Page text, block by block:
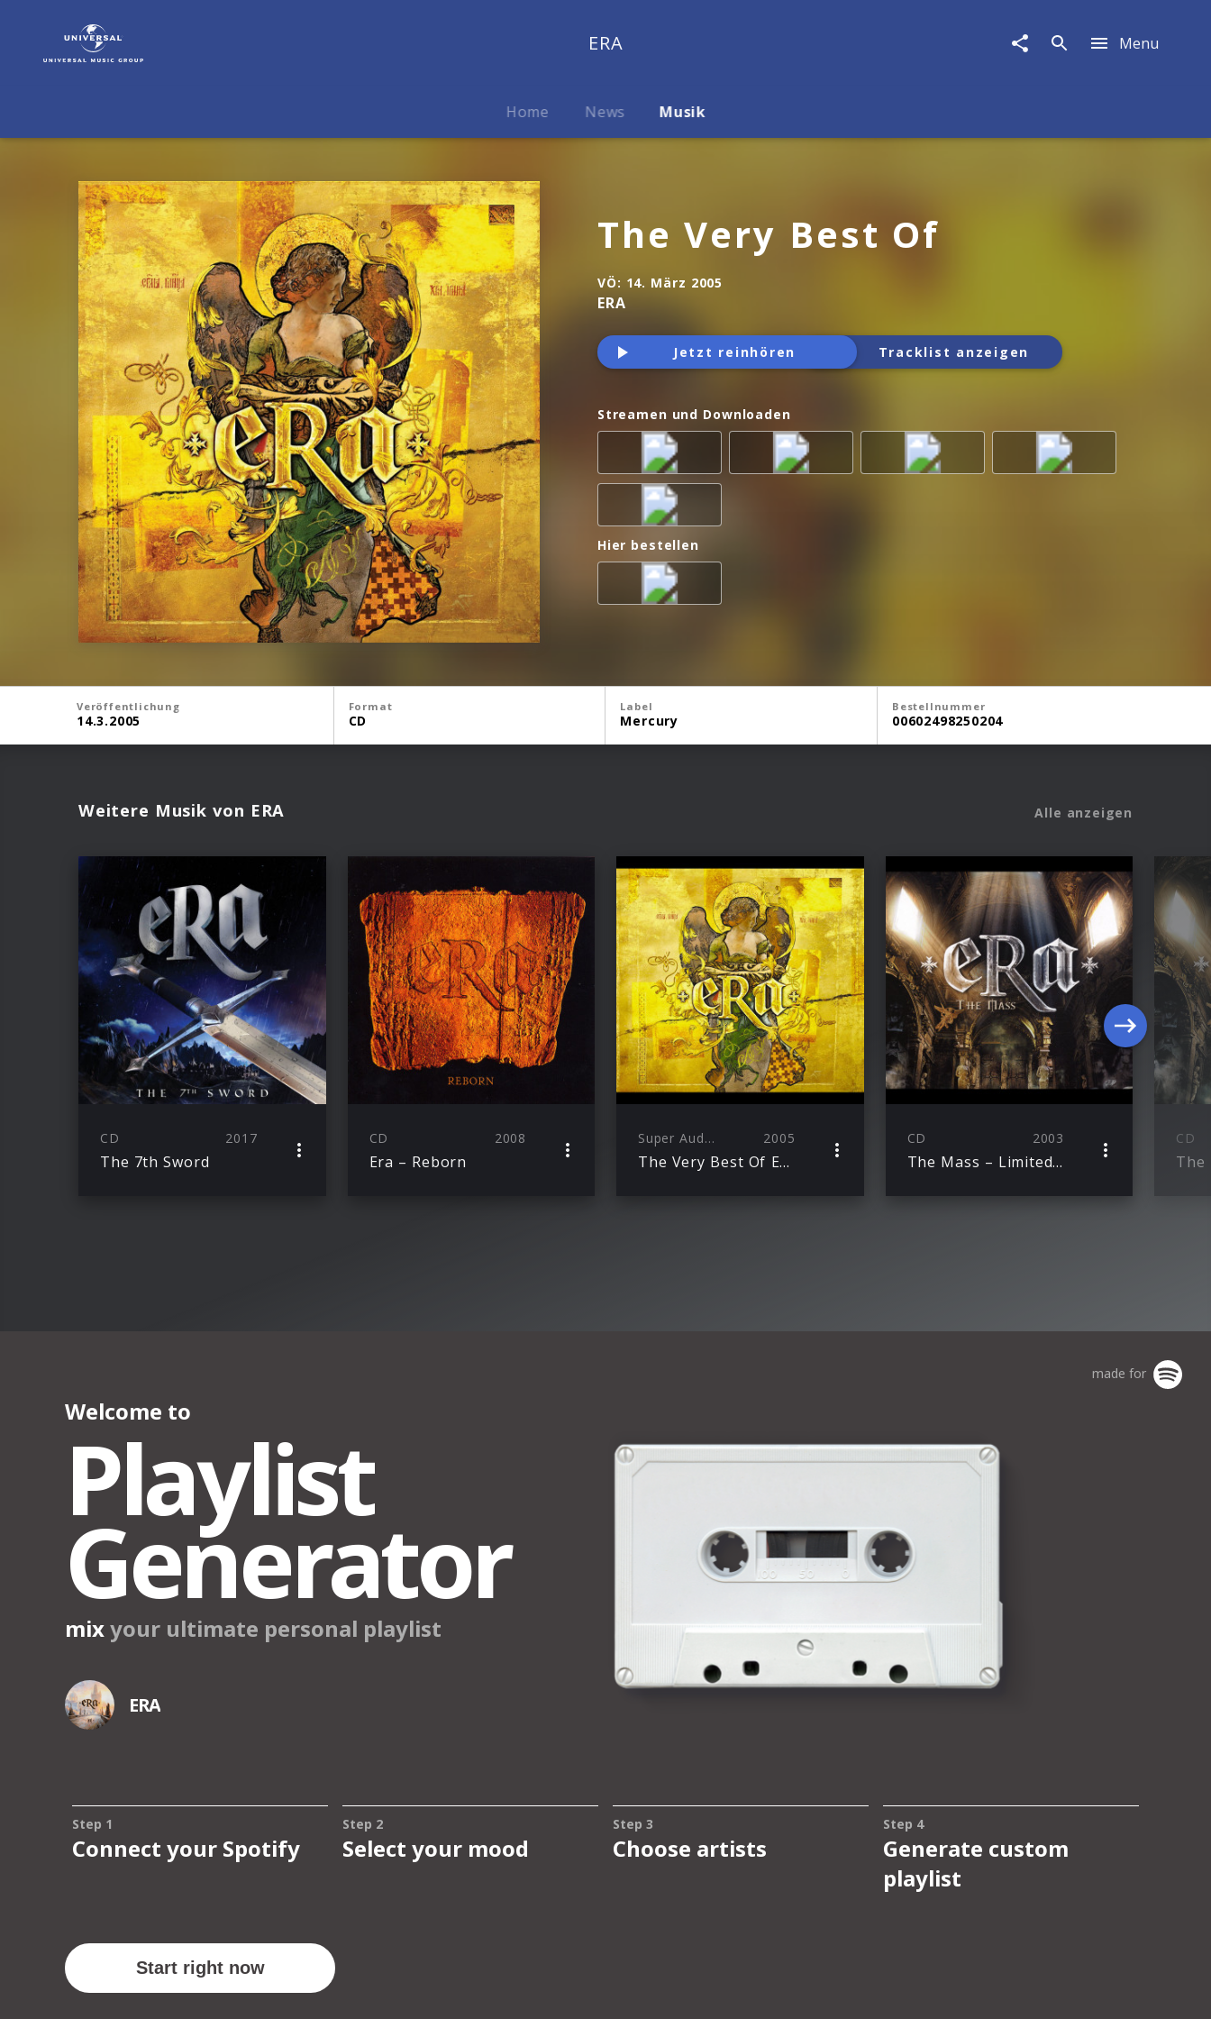
Musik
Best
ERA Menu
Home News Musik
The Very Best Of
VÖ: 14. März 2005
ERA
Jetzt reinhören Tracklist anzeigen
Streamen und Downloaden
Hier bestellen
Veröffentlichung
14.3.2005
Format
CD
Label
Mercury
Bestellnummer
00602498250204
Weitere Musik von ERA Alle anzeigen
CD 2017
The 7th Sword
CD 2008
Era – Reborn
Super Audio CD 2005
The Very Best Of Era
CD 2003
The Mass – Limited Edition
CD
The